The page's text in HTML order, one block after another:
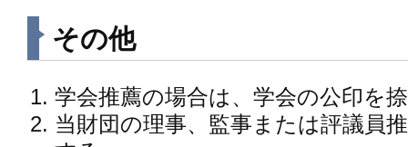
その他
学会推薦の場合は、学会の公印を
当財団の理事、監事または評議員